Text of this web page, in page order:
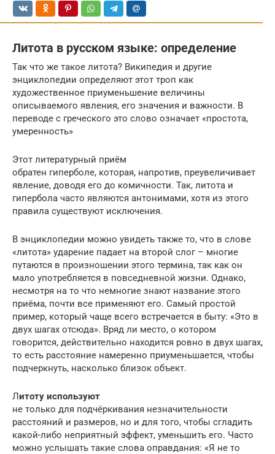
Литота в русском языке: определение
Так что же такое литота? Википедия и другие
энциклопедии определяют этот троп как
художественное приуменьшение величины
описываемого явления, его значения и важности. В
переводе с греческого это слово означает «простота,
умеренность»
Этот литературный приём
обратен гиперболе, которая, напротив, преувеличивает
явление, доводя его до комичности. Так, литота и
гипербола часто являются антонимами, хотя из этого
правила существуют исключения.
В энциклопедии можно увидеть также то, что в слове
«литота» ударение падает на второй слог – многие
путаются в произношении этого термина, так как он
мало употребляется в повседневной жизни. Однако,
несмотря на то что немногие знают название этого
приёма, почти все применяют его. Самый простой
пример, который чаще всего встречается в быту: «Это в
двух шагах отсюда». Вряд ли место, о котором
говорится, действительно находится ровно в двух шагах,
то есть расстояние намеренно приуменьшается, чтобы
подчеркнуть, насколько близок объект.
Литоту используют
не только для подчёркивания незначительности
расстояний и размеров, но и для того, чтобы сгладить
какой-либо неприятный эффект, уменьшить его. Часто
можно услышать такие слова оправдания: «Я не то